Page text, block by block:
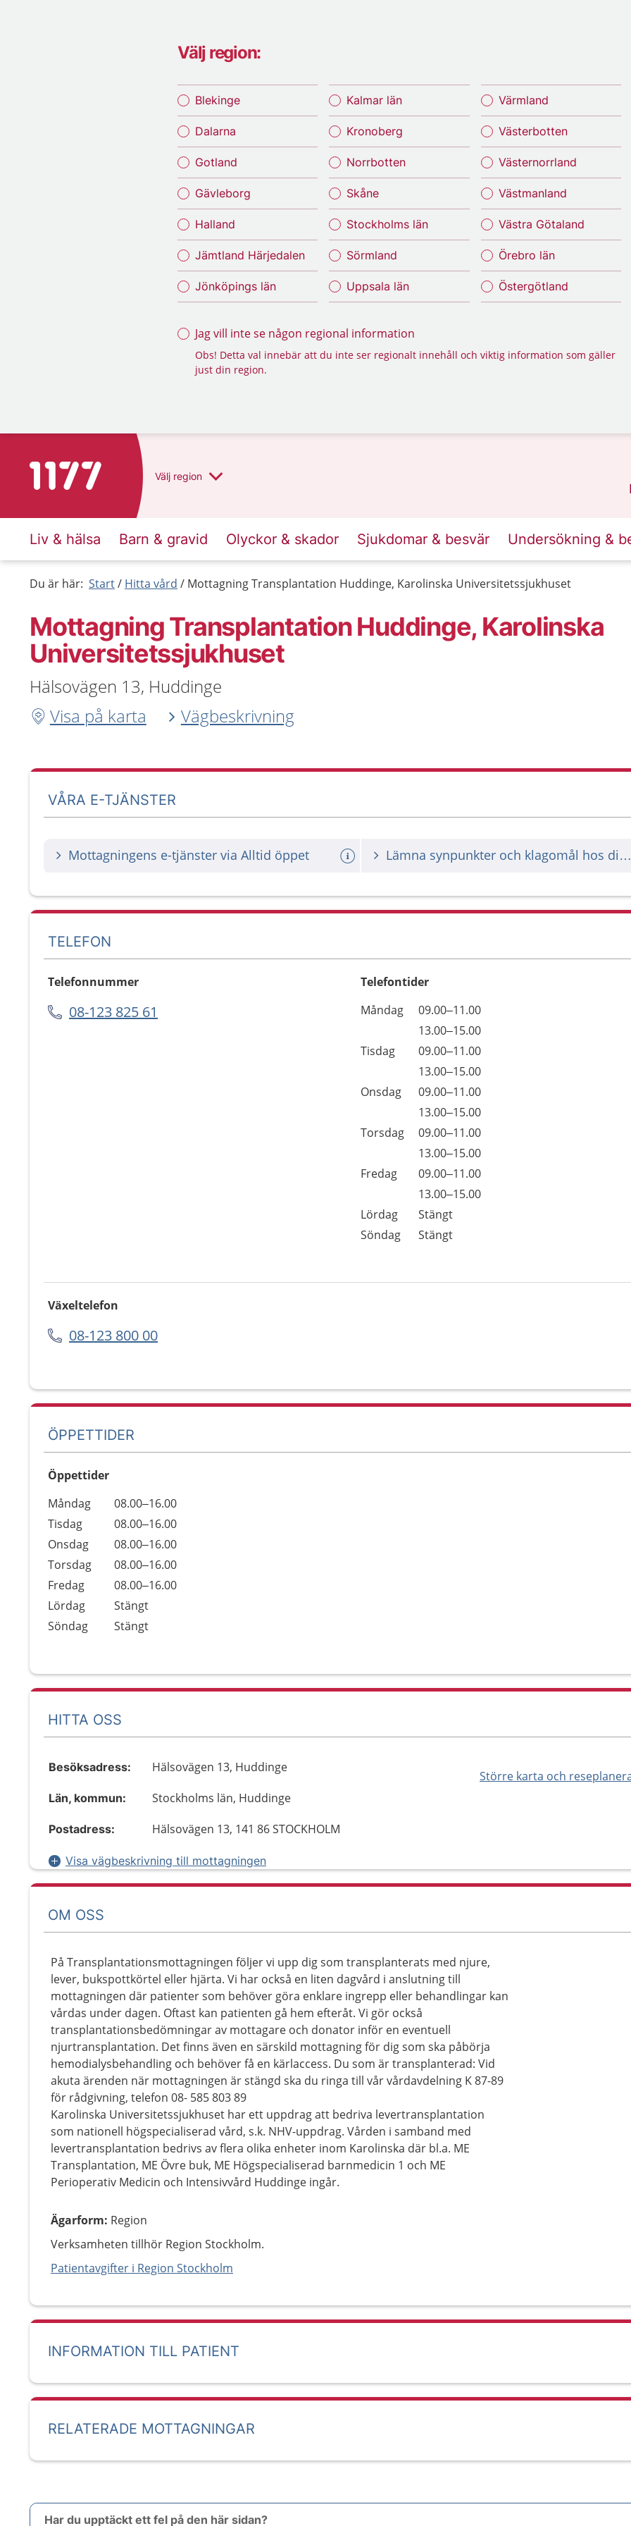
Välj region:
Blekinge
Dalarna
Gotland
Gävleborg
Halland
Jämtland Härjedalen
Jönköpings län
Kalmar län
Kronoberg
Norrbotten
Skåne
Stockholms län
Sörmland
Uppsala län
Värmland
Västerbotten
Västernorrland
Västmanland
Västra Götaland
Örebro län
Östergötland
Jag vill inte se någon regional information
Obs! Detta val innebär att du inte ser regionalt innehåll och viktig information som gäller
just din region.
Till startsidan för 1177 Välj region
Liv & hälsa Barn & gravid Olyckor & skador Sjukdomar & besvär Undersökning &
Du är här: Start Hitta vård Mottagning Transplantation Huddinge, Karolinska Universitetssjukhuset
Mottagning Transplantation Huddinge, Karolinska
Universitetssjukhuset
Hälsovägen 13, Huddinge
Visa på karta
Vägbeskrivning
VÅRA E-TJÄNSTER
Mottagningens e-tjänster via Alltid öppet Lämna synpunkter och klagomål hos din vårdgivare
TELEFON
Telefonnummer
08-123 825 61
Telefontider
Dag
Öppettider
Kommentarer
Måndag
09.00–11.00
13.00–15.00
Tisdag
09.00–11.00
13.00–15.00
Onsdag
09.00–11.00
13.00–15.00
Torsdag
09.00–11.00
13.00–15.00
Fredag
09.00–11.00
13.00–15.00
Lördag
Stängt
Söndag
Stängt
Växeltelefon
08-123 800 00
ÖPPETTIDER
Öppettider
Dag
Öppettider
Kommentarer
Måndag
08.00–16.00
Tisdag
08.00–16.00
Onsdag
08.00–16.00
Torsdag
08.00–16.00
Fredag
08.00–16.00
Lördag
Stängt
Söndag
Stängt
HITTA OSS
Större karta och
Besöksadress: Hälsovägen 13, Huddinge
Län, kommun: Stockholms län, Huddinge
Postadress: Hälsovägen 13, 141 86 STOCKHOLM
Visa vägbeskrivning till mottagningen
OM OSS
På Transplantationsmottagningen följer vi upp dig som transplanterats med njure,
lever, bukspottkörtel eller hjärta. Vi har också en liten dagvård i anslutning till
mottagningen där patienter som behöver göra enklare ingrepp eller behandlingar kan
vårdas under dagen. Oftast kan patienten gå hem efteråt. Vi gör också
transplantationsbedömningar av mottagare och donator inför en eventuell
njurtransplantation. Det finns även en särskild mottagning för dig som ska påbörja
hemodialysbehandling och behöver få en kärlaccess. Du som är transplanterad: Vid
akuta ärenden när mottagningen är stängd ska du ringa till vår vårdavdelning K 87-89
för rådgivning, telefon 08- 585 803 89
Karolinska Universitetssjukhuset har ett uppdrag att bedriva levertransplantation
som nationell högspecialiserad vård, s.k. NHV-uppdrag. Vården i samband med
levertransplantation bedrivs av flera olika enheter inom Karolinska där bl.a. ME
Transplantation, ME Övre buk, ME Högspecialiserad barnmedicin 1 och ME
Perioperativ Medicin och Intensivvård Huddinge ingår.
Ägarform: Region
Verksamheten tillhör Region Stockholm.
Patientavgifter i Region Stockholm
INFORMATION TILL PATIENT
RELATERADE MOTTAGNINGAR
Har du upptäckt ett fel på den här sidan?